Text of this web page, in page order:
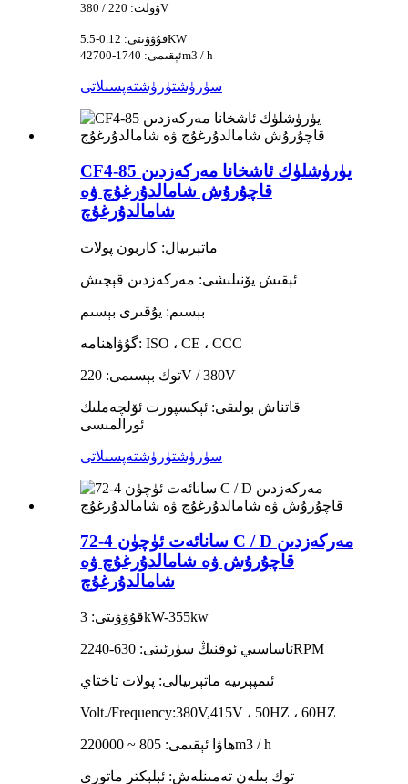
ۋولت: 220 / 380V
قۇۋۋىتى: 0.12-5.5KW
ئېقىمى: 1740-42700m3 / h
سۈرۈشتۈرۈشتەپسىلاتى
CF4-85 يۈرۈشلۈك ئاشخانا مەركەزدىن
قاچۇرۇش شامالدۇرغۇچ ۋە
شامالدۇرغۇچ
ماتېرىيال: كاربون پولات
ئېقىش يۆنىلىشى: مەركەزدىن قېچىش
بېسىم: يۇقىرى بېسىم
گۇۋاھنامە: ISO ، CE ، CCC
توك بېسىمى: 220V / 380V
قاتناش بولىقى: ئېكسپورت ئۆلچەملىك
ئورالمىسى
سۈرۈشتۈرۈشتەپسىلاتى
سانائەت ئۈچۈن 4-72 C / D مەركەزدىن
قاچۇرۇش ۋە شامالدۇرغۇچ ۋە
شامالدۇرغۇچ
قۇۋۋىتى: 3kW-355kw
ئاساسىي ئوقنىڭ سۈرئىتى: 630-2240RPM
ئىمپېرىيە ماتېرىيالى: پولات تاختاي
Volt./Frequency:380V,415V ، 50HZ ، 60HZ
ھاۋا ئېقىمى: 805 ~ 220000m3 / h
توك بىلەن تەمىنلەش: ئېلېكتر ماتورى